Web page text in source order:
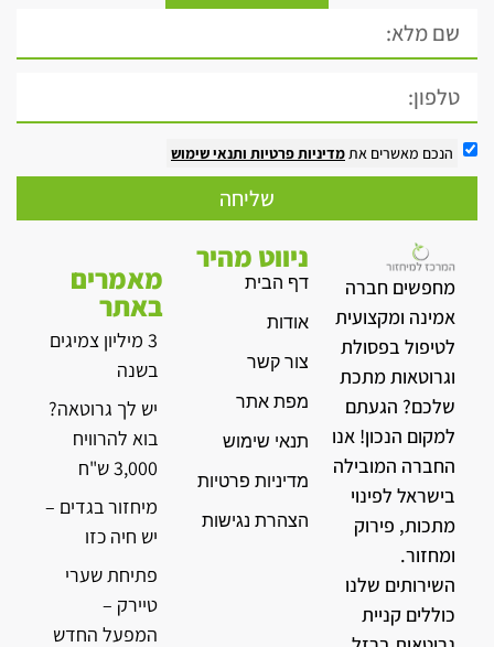
הנכם מאשרים אתמדיניות פרטיות ותנאי שימוש
שליחה
מחפשים חברה
אמינה ומקצועית
לטיפול בפסולת
וגרוטאות מתכת
שלכם? הגעתם
למקום הנכון! אנו
החברה המובילה
בישראל לפינוי
מתכות, פירוק
ומחזור.
השירותים שלנו
כוללים קניית
ניווט מהיר
דף הבית
אודות
צור קשר
מפת אתר
תנאי שימוש
מדיניות פרטיות
הצהרת נגישות
מאמרים
באתר
3 מיליון צמיגים
בשנה
יש לך גרוטאה?
בוא להרוויח
3,000 ש"ח
מיחזור בגדים –
יש חיה כזו
פתיחת שערי
טיירק –
המפעל החדש